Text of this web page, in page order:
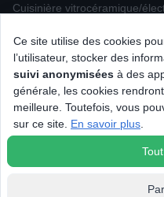
Ce site utilise des cookies
l’utilisateur, stocker des
suivi anonymisées à des
générale, les cookies
meilleure. Toutefois, vous
sur ce site. En savoir plus
Cuisinière vitrocéramique/
Sèche-linge à Condensation /
Cave à vin de mise en
Accessoire Petit déjeuner
Accessoire Aspirateur /
/ Cartouche d'encre
Téléphone filaire / Accessoire